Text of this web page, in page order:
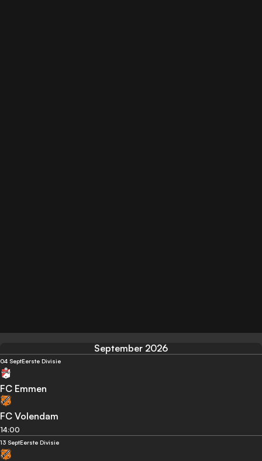
September 2026
04 SeptEerste Divisie
FC Emmen
FC Volendam
14:00
13 SeptEerste Divisie